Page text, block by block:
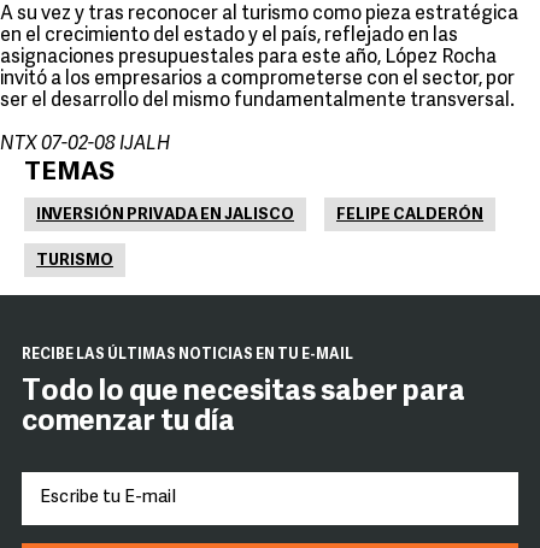
A su vez y tras reconocer al turismo como pieza estratégica
en el crecimiento del estado y el país, reflejado en las
asignaciones presupuestales para este año, López Rocha
invitó a los empresarios a comprometerse con el sector, por
ser el desarrollo del mismo fundamentalmente transversal.
NTX 07-02-08 IJALH
TEMAS
INVERSIÓN PRIVADA EN JALISCO FELIPE CALDERÓN
TURISMO
RECIBE LAS ÚLTIMAS NOTICIAS EN TU E-MAIL
Todo lo que necesitas saber para
comenzar tu día